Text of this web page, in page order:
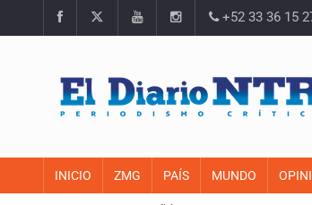
+52 33 36 15
INICIO ZMG PAÍS MUNDO